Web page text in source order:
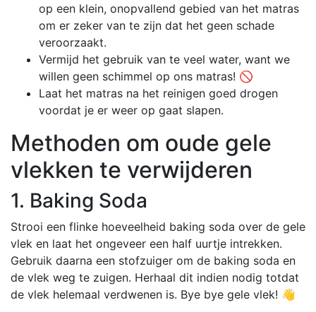
op een klein, onopvallend gebied van het matras
om er zeker van te zijn dat het geen schade
veroorzaakt.
Vermijd het gebruik van te veel water, want we
willen geen schimmel op ons matras! 🚫
Laat het matras na het reinigen goed drogen
voordat je er weer op gaat slapen.
Methoden om oude gele
vlekken te verwijderen
1. Baking Soda
Strooi een flinke hoeveelheid baking soda over de gele
vlek en laat het ongeveer een half uurtje intrekken.
Gebruik daarna een stofzuiger om de baking soda en
de vlek weg te zuigen. Herhaal dit indien nodig totdat
de vlek helemaal verdwenen is. Bye bye gele vlek! 👋